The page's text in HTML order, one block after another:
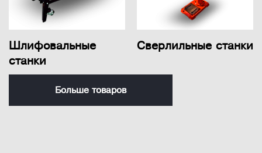
Шлифовальные
станки
Сверлильные станки
Больше товаров